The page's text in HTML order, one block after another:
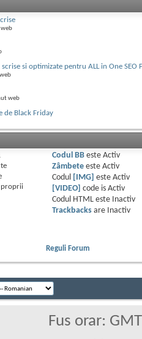
si optimizate pentru ALL in One SEO
web
de Black Friday
proprii
Codul BBeste Activ
Zâmbeteeste Activ
Codul
[IMG] este Activ
[VIDEO]
code is Activ
Codul HTML este
Inactiv
Trackbacksare
Inactiv
Reguli Forum
Fus orar: